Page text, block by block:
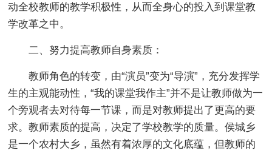
动全校教师的教学积极性，从而全身心的投入到课堂教
学改革之中。
二、努力提高教师自身素质：
教师角色的转变，由“演员”变为“导演”，充分发挥学
生的主观能动性，“我的课堂我作主”并不是让教师做为一
个旁观者去对待每一节课，而是对教师提出了更高的要
求。教师素质的提高，决定了学校教学的质量。侯城乡
是一个农村大乡，虽然有着浓厚的文化底蕴，但教师的